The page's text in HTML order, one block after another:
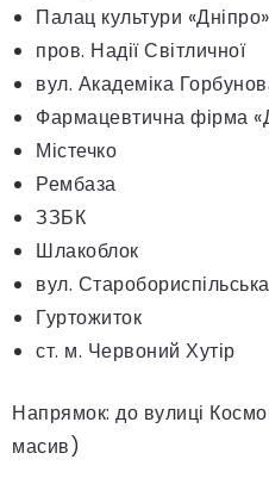
Палац культури «Дніпро»
пров. Надії Світличної
вул. Академіка
Фармацевтична фірма
Містечко
Рембаза
ЗЗБК
Шлакоблок
вул. Старобориспільська
Гуртожиток
ст. м. Червоний Хутір
Напрямок: до вулиці
масив)